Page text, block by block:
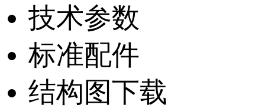
技术参数
标准配件
结构图下载